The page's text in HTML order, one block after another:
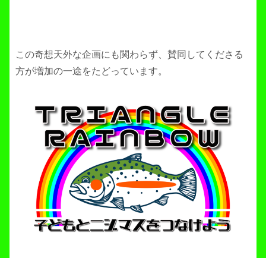
この奇想天外な企画にも関わらず、賛同してくださる
方が増加の一途をたどっています。